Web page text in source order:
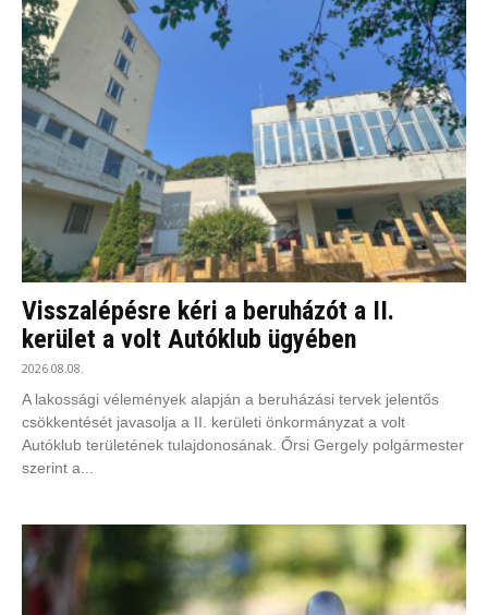
Visszalépésre kéri a beruházót a II.
kerület a volt Autóklub ügyében
2026.08.08.
A lakossági vélemények alapján a beruházási tervek jelentős
csökkentését javasolja a II. kerületi önkormányzat a volt
Autóklub területének tulajdonosának. Őrsi Gergely polgármester
szerint a...